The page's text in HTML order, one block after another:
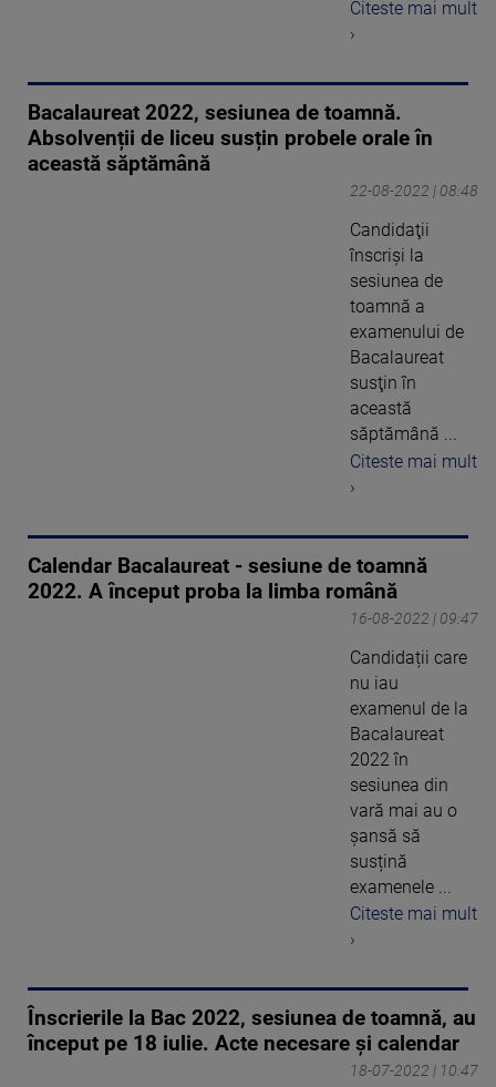
Citeste mai mult
›
Bacalaureat 2022, sesiunea de toamnă.
Absolvenții de liceu susțin probele orale în
această săptămână
22-08-2022 | 08:48
Candidaţii
înscrişi la
sesiunea de
toamnă a
examenului de
Bacalaureat
susţin în
această
săptămână ...
Citeste mai mult
›
Calendar Bacalaureat - sesiune de toamnă
2022. A început proba la limba română
16-08-2022 | 09:47
Candidații care
nu iau
examenul de la
Bacalaureat
2022 în
sesiunea din
vară mai au o
șansă să
susțină
examenele ...
Citeste mai mult
›
Înscrierile la Bac 2022, sesiunea de toamnă, au
început pe 18 iulie. Acte necesare și calendar
18-07-2022 | 10:47